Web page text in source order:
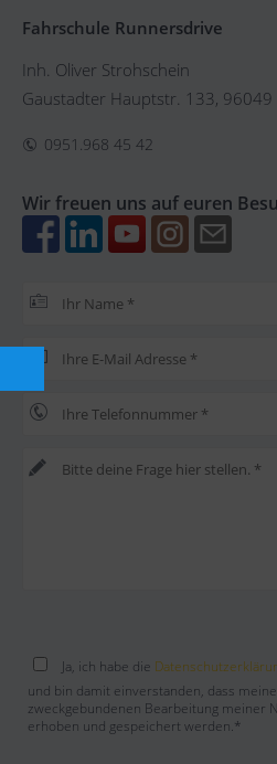
Fahrschule Runnersdrive
Inh. Oliver Strohschein
Gaustadter Hauptstr. 133, 96049
0951.968 45 42
Wir freuen uns auf euren
Bitte lasse dieses Feld leer.
Bitte lasse dieses Feld leer.
Bitte lasse dieses Feld leer.
Ja, ich habe die
und bin damit einverstanden, dass
zweckgebundenen Bearbeitung meiner
erhoben und gespeichert werden.*